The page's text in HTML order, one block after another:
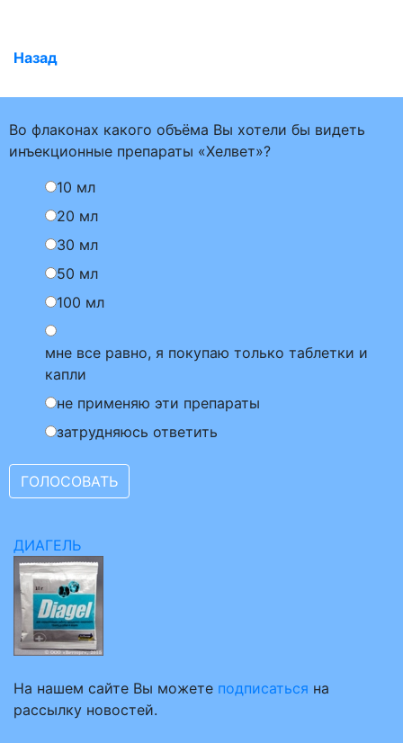
Назад
Во флаконах какого объёма Вы хотели бы видеть
инъекционные препараты «Хелвет»?
10 мл
20 мл
30 мл
50 мл
100 мл
мне все равно, я покупаю только таблетки и
капли
не применяю эти препараты
затрудняюсь ответить
ДИАГЕЛЬ
На нашем сайте Вы можете подписаться на
рассылку новостей.